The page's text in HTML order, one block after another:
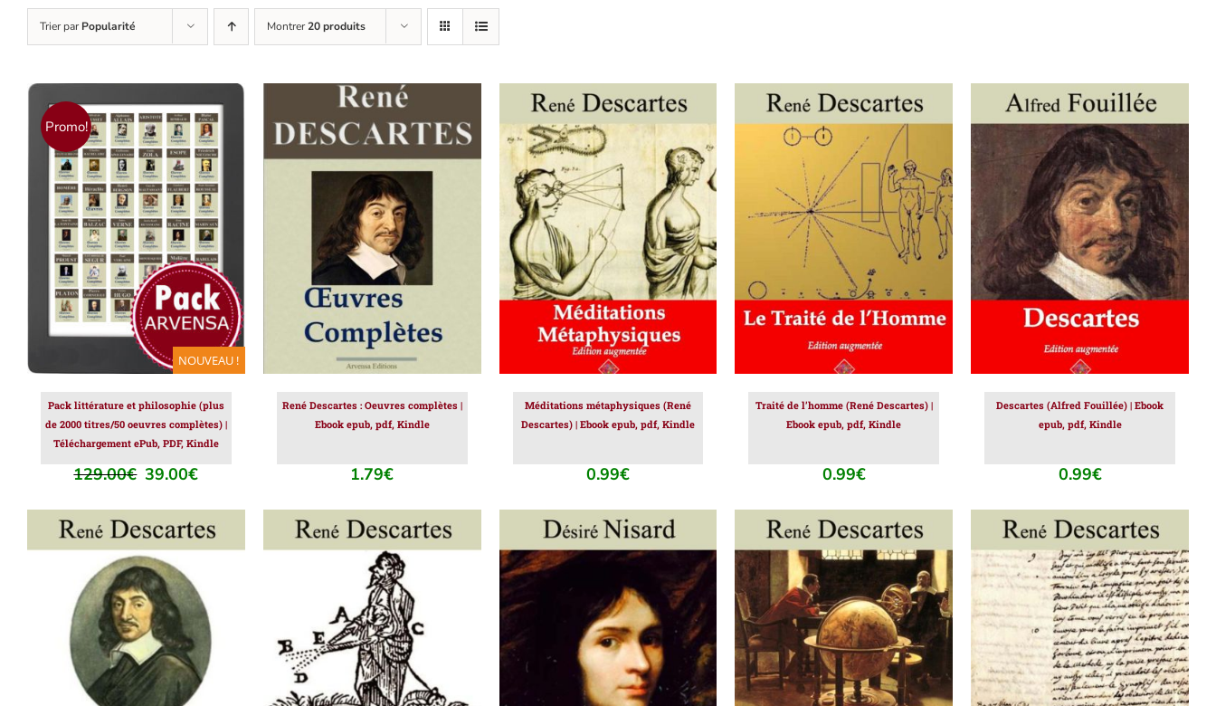
Trier parPopularité Montrer20 produits
Promo!
NOUVEAU !
AJOUTER AU PANIER
/
DÉTAILS
Pack littérature et philosophie (plus
de 2000 titres/50 oeuvres complètes) |
Téléchargement ePub, PDF, Kindle
129.00€ Le
initial
était :
129.00€.
39.00€Le
actuel
est :
AJOUTER AU PANIER
DÉTAILS
René Descartes : Oeuvres complètes |
Ebook epub, pdf, Kindle
1.79€
AJOUTER AU PANIER
/
DÉTAILS
Méditations métaphysiques (René
Descartes) | Ebook epub, pdf, Kindle
0.99€
AJOUTER AU PANIER
DÉTAILS
Traité de l’homme (René Descartes) |
Ebook epub, pdf, Kindle
0.99€
AJOUTER AU PANIER
DÉTAILS
Descartes (Alfred Fouillée) | Ebook
epub, pdf, Kindle
0.99€
AJOUTER AU PANIER
DÉTAILS
AJOUTER AU PANIER
DÉTAILS
AJOUTER AU PANIER
DÉTAILS
AJOUTER AU PANIER
/
DÉTAILS
AJOUTER AU PANIER
/
DÉTAILS